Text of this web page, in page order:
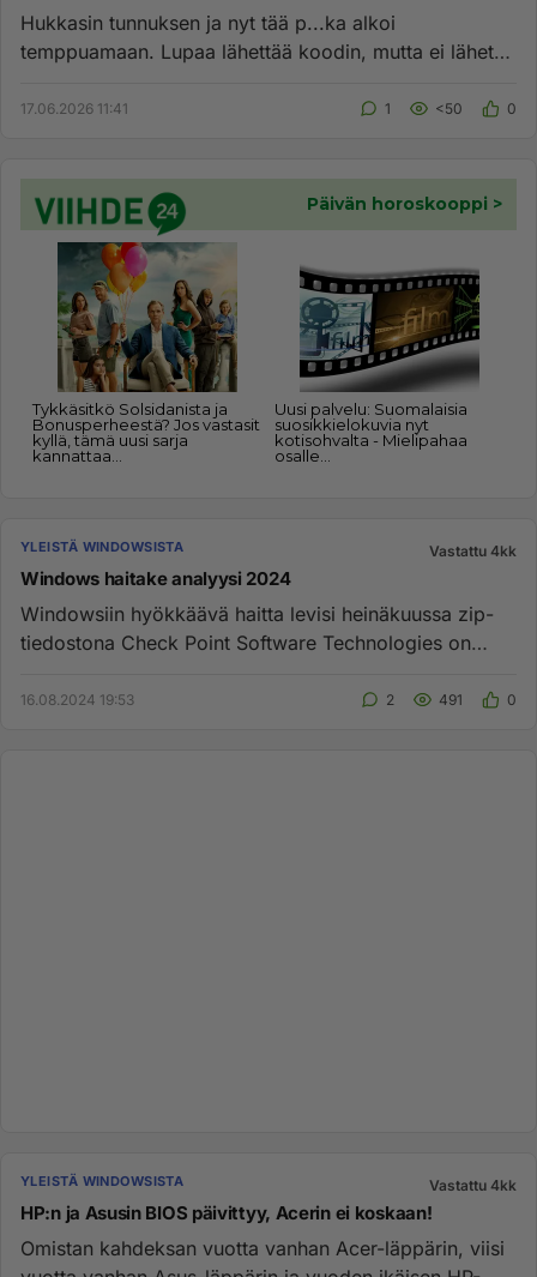
Hukkasin tunnuksen ja nyt tää p...ka alkoi
temppuamaan. Lupaa lähettää koodin, mutta ei lähetä,
17.06.2026 11:41 1 <50 0
YLEISTÄ WINDOWSISTA Vastattu 4kk
Windows haitake analyysi 2024
Windowsiin hyökkäävä haitta levisi heinäkuussa zip-
tiedostona Check Point Software Technologies on
16.08.2024 19:53 2 491 0
YLEISTÄ WINDOWSISTA Vastattu 4kk
HP:n ja Asusin BIOS päivittyy, Acerin ei koskaan!
Omistan kahdeksan vuotta vanhan Acer-läppärin, viisi